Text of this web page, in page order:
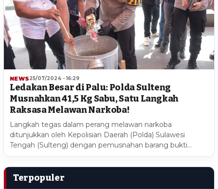
NEWS25/07/2024 - 16:29
Ledakan Besar di Palu: Polda Sulteng
Musnahkan 41,5 Kg Sabu, Satu Langkah
Raksasa Melawan Narkoba!
Langkah tegas dalam perang melawan narkoba
ditunjukkan oleh Kepolisian Daerah (Polda) Sulawesi
Tengah (Sulteng) dengan pemusnahan barang bukti…
Terpopuler